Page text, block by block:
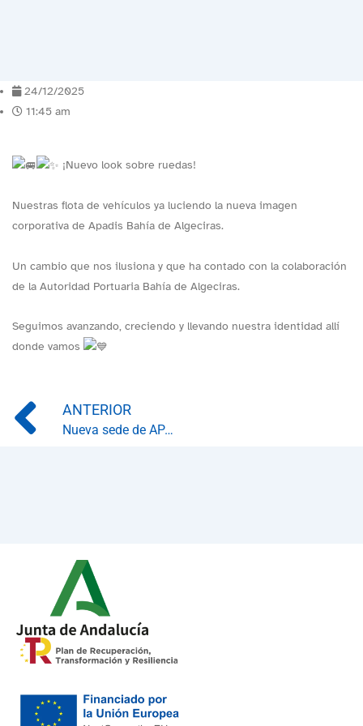
24/12/2025
11:45 am
¡Nuevo look sobre ruedas!
Nuestras flota de vehículos ya luciendo la nueva imagen
corporativa de Apadis Bahía de Algeciras.
Un cambio que nos ilusiona y que ha contado con la colaboración
de la Autoridad Portuaria Bahía de Algeciras.
Seguimos avanzando, creciendo y llevando nuestra identidad allí
donde vamos
Prev
ANTERIOR
Nueva sede de APADIS